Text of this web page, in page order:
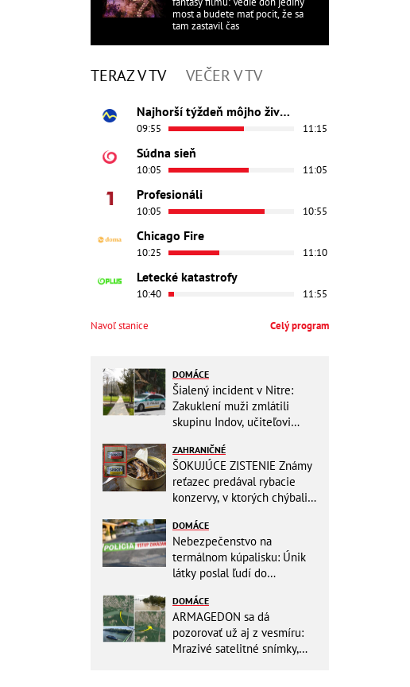
most a budete mať pocit, že sa
tam zastavil čas
TERAZ V TV VEČER V TV
Najhorší týždeň môjho života
09:55 11:15
Súdna sieň
10:05 11:05
Profesionáli
10:05 10:55
Chicago Fire
10:25 11:10
Letecké katastrofy
10:40 11:55
Navoľ stanice Celý program
DOMÁCE
Šialený incident v Nitre:
Zakuklení muži zmlátili
skupinu Indov, učiteľovi
tvár!
ZAHRANIČNÉ
ŠOKUJÚCE ZISTENIE Známy
reťazec predával rybacie
konzervy, v ktorých chýbali
aj vy
DOMÁCE
Nebezpečenstvo na
termálnom kúpalisku: Únik
látky poslal ľudí do
vyšetrovanie
DOMÁCE
ARMAGEDON sa dá
pozorovať už aj z vesmíru:
Mrazivé satelitné snímky,